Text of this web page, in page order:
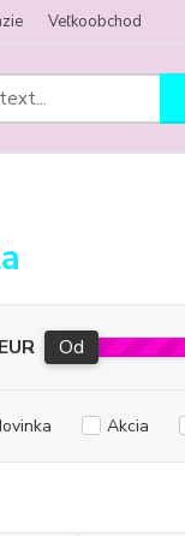
Veľkoobchod
EUR Od
Akcia